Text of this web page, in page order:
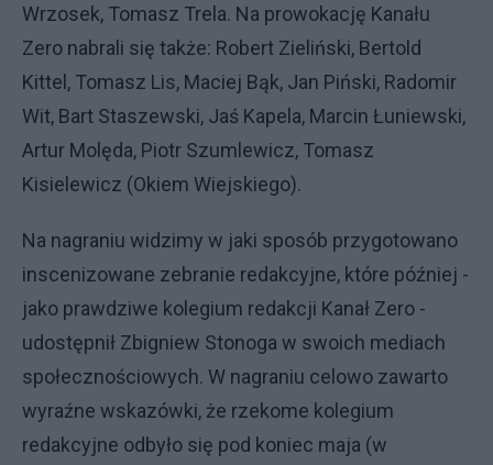
Wrzosek, Tomasz Trela. Na prowokację Kanału
Zero nabrali się także: Robert Zieliński, Bertold
Kittel, Tomasz Lis, Maciej Bąk, Jan Piński, Radomir
Wit, Bart Staszewski, Jaś Kapela, Marcin Łuniewski,
Artur Molęda, Piotr Szumlewicz, Tomasz
Kisielewicz (Okiem Wiejskiego).
Na nagraniu widzimy w jaki sposób przygotowano
inscenizowane zebranie redakcyjne, które później -
jako prawdziwe kolegium redakcji Kanał Zero -
udostępnił Zbigniew Stonoga w swoich mediach
społecznościowych. W nagraniu celowo zawarto
wyraźne wskazówki, że rzekome kolegium
redakcyjne odbyło się pod koniec maja (w